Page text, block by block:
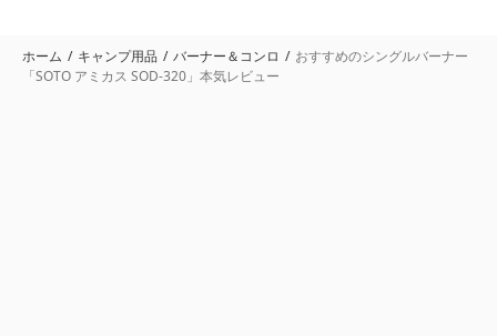
ホーム キャンプ用品 バーナー＆コンロ
おすすめのシングルバーナー
「SOTO アミカス SOD-320」本気レビュー